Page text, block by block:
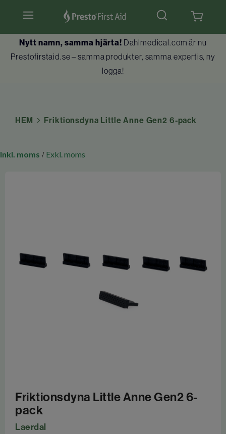
Hjärtstartare & tillbehör
Brandskydd
Nytt namn, samma hjärta! Dahlmedical.com är nu
Prestofirstaid.se – samma produkter, samma expertis, ny
logga!
HEM Friktionsdyna Little Anne Gen2 6-pack
Inkl. moms / Exkl. moms
Friktionsdyna Little Anne Gen2 6-
pack
Laerdal